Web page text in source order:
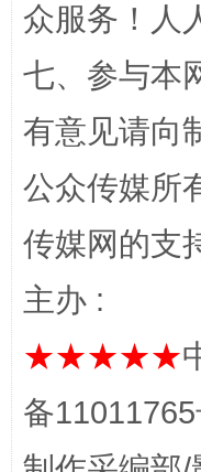
“蜀中异人”王
完善运行机制
众服务！人
七、参与本
有意见请向
公众传媒所
传媒网的支
主办 :
★★★★★
备